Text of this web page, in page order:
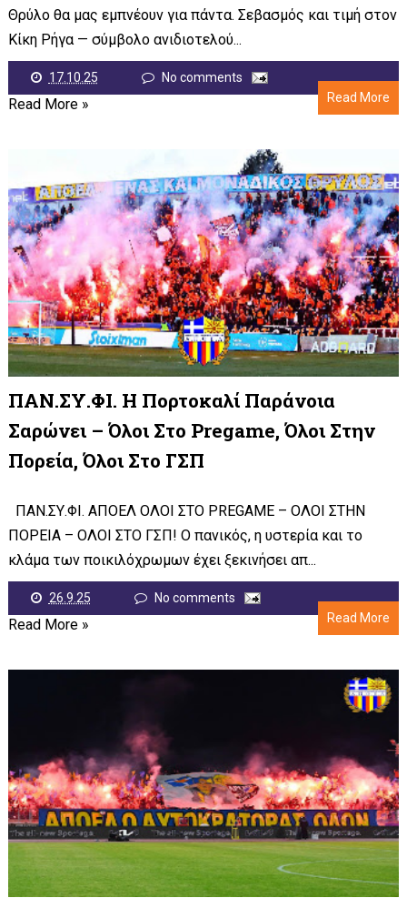
Θρύλο θα μας εμπνέουν για πάντα. Σεβασμός και τιμή στον
Κίκη Ρήγα — σύμβολο ανιδιοτελού...
17.10.25
No comments
Read More
Read More »
ΠΑΝ.ΣΥ.ΦΙ. Η Πορτοκαλί Παράνοια
Σαρώνει – Όλοι Στο Pregame, Όλοι Στην
Πορεία, Όλοι Στο ΓΣΠ
ΠΑΝ.ΣΥ.ΦΙ. ΑΠΟΕΛ ΟΛΟΙ ΣΤΟ PREGAME – ΟΛΟΙ ΣΤΗΝ
ΠΟΡΕΙΑ – ΟΛΟΙ ΣΤΟ ΓΣΠ! Ο πανικός, η υστερία και το
κλάμα των ποικιλόχρωμων έχει ξεκινήσει απ...
26.9.25
No comments
Read More
Read More »